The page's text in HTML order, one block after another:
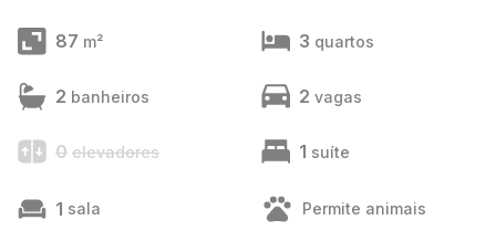
87 m² 3 quartos
2 banheiros 2 vagas
0 elevadores 1 suíte
1 sala Permite animais